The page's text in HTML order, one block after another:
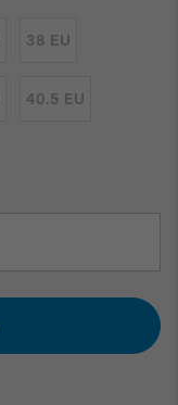
38 EU
40.5 EU